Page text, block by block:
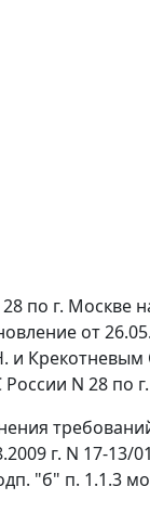
по г. Москве
от
и Крекотневым
N 28 по г.
г. N 17-13/
"б" п. 1.1.3